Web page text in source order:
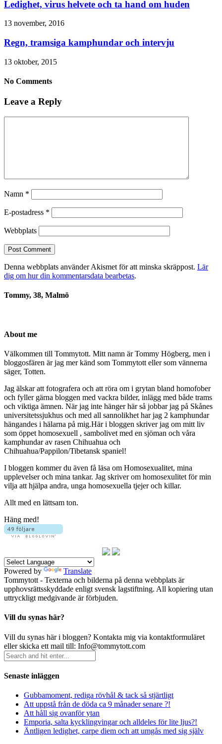
Ledighet, virus helvete och ta hand om huden
13 november, 2016
Regn, tramsiga kamphundar och intervju
13 oktober, 2015
No Comments
Leave a Reply
Namn *
E-postadress *
Webbplats
Denna webbplats använder Akismet för att minska skräppost. Lär
dig om hur din kommentarsdata bearbetas.
Tommy, 38, Malmö
About me
Välkommen till Tommytott. Mitt namn är Tommy Högberg, men i
bloggosfären är jag mer känd som Tommytott eller som vännerna
säger, Totten.
Jag älskar att fotografera och att röra om i grytan bland homofober
och fyller gärna bloggen med vackra bilder, inlägg med både trams
och viktiga ämnen. När jag inte hänger här så jobbar jag på Skånes
universitetssjukhus och med all sannolikhet har jag 2 kamphundar
hängandes i hälarna på mig.Här i bloggen skriver jag om mitt liv
som öppet homosexuell , sambolivet med en sjöman och våra
kamphundar av rasen Chihuahua och
Chihuahua/Pappilon/Tibetansk spaniel!
I bloggen kommer du även få läsa om Homosexualitet, mina
upplevelser och mina tankar. Jag skriver om homosexulitet för min
vilja att hjälpa andra, unga homosexuella tjejer och killar.
Allt med en lättsam ton.
Häng med!
Powered by
Translate
Tommytott - Texterna och bilderna på denna webbplats är
upphovsrättsskyddade enligt svensk lagstiftning. All kopiering utan
uttryckligt medgivande är förbjuden.
Vill du synas här?
Vill du synas här i bloggen? Kontakta mig via kontaktformuläret
eller skicka ett mail till: Info@tommytott.com
Senaste inläggen
Gubbamoment, rediga rövhål & tack så stjärtligt
Att uppstå från de döda ca 9 månader senare ?!
Att håll sig ovanför ytan
Emporia, salta kycklingvingar och alldeles för lite ljus?!
Äntligen ledighet, carpe diem och att umgås med sig själv